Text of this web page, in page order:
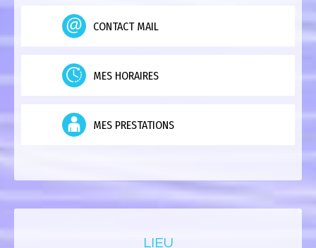
CONTACT MAIL
MES HORAIRES
MES PRESTATIONS
LIEU